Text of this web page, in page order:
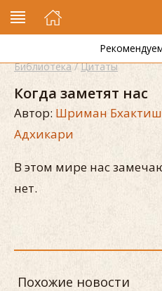
Рекомендуем
Библиотека/Цитаты
Когда заметят нас
Автор: Шриман
Адхикари
В этом мире нас
нет.
Похожие новости